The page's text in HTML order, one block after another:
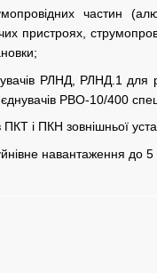
частин
пристроях,
РЛНД, РЛНД.1
РВО-10/400
ПКТ і ПКН зовнішньої
навантаження до 5